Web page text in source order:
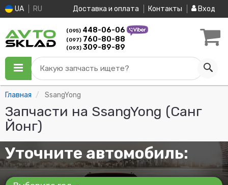
UA RU Доставка и оплата Контакты Вход
(095) 448-06-06
(097) 760-80-88
(093) 309-89-89
Какую запчасть ищете?
Главная SsangYong
Запчасти на SsangYong (Санг
Йонг)
Уточните автомобиль: